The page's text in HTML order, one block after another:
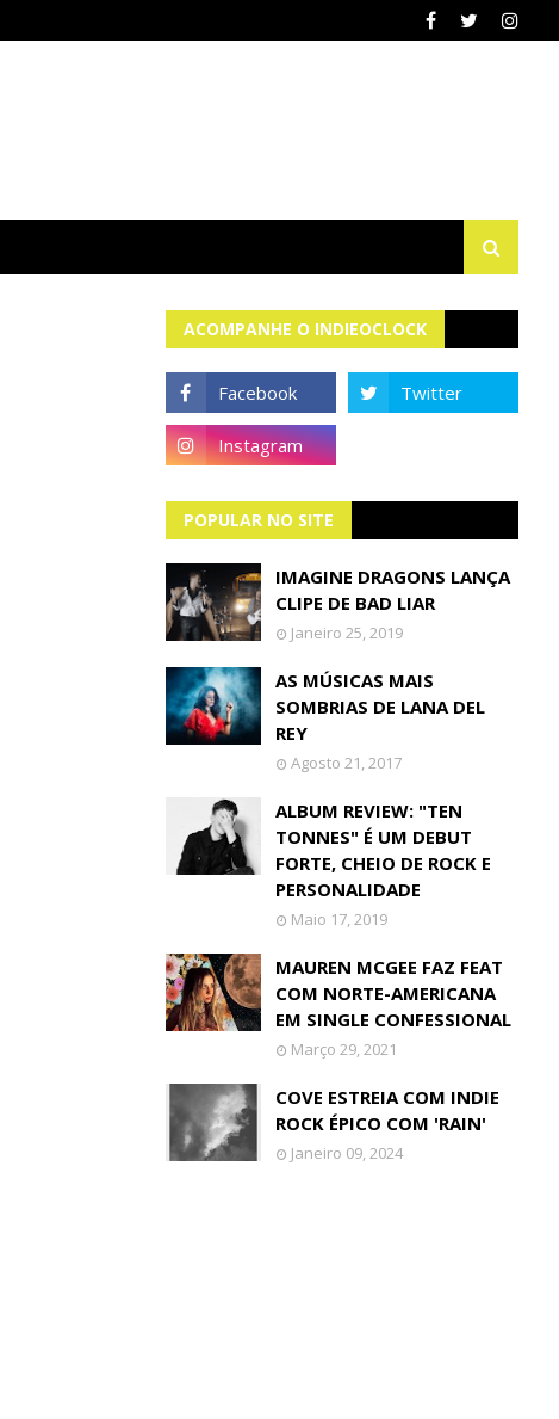
ACOMPANHE O INDIEOCLOCK
POPULAR NO SITE
IMAGINE DRAGONS LANÇA
CLIPE DE BAD LIAR
Janeiro 25, 2019
AS MÚSICAS MAIS
SOMBRIAS DE LANA DEL
REY
Agosto 21, 2017
ALBUM REVIEW: "TEN
TONNES" É UM DEBUT
FORTE, CHEIO DE ROCK E
PERSONALIDADE
Maio 17, 2019
MAUREN MCGEE FAZ FEAT
COM NORTE-AMERICANA
EM SINGLE CONFESSIONAL
Março 29, 2021
COVE ESTREIA COM INDIE
ROCK ÉPICO COM 'RAIN'
Janeiro 09, 2024